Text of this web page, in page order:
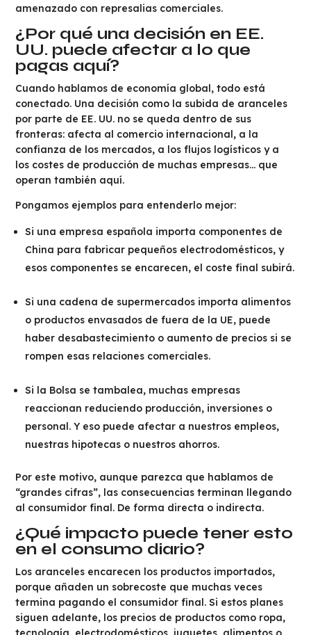
amenazado con represalias comerciales.
¿Por qué una decisión en EE.
UU. puede afectar a lo que
pagas aquí?
Cuando hablamos de economía global, todo está
conectado. Una decisión como la subida de aranceles
por parte de EE. UU. no se queda dentro de sus
fronteras: afecta al comercio internacional, a la
confianza de los mercados, a los flujos logísticos y a
los costes de producción de muchas empresas… que
operan también aquí.
Pongamos ejemplos para entenderlo mejor:
Si una empresa española importa componentes de
China para fabricar pequeños electrodomésticos, y
esos componentes se encarecen, el coste final subirá.
Si una cadena de supermercados importa alimentos
o productos envasados de fuera de la UE, puede
haber desabastecimiento o aumento de precios si se
rompen esas relaciones comerciales.
Si la Bolsa se tambalea, muchas empresas
reaccionan reduciendo producción, inversiones o
personal. Y eso puede afectar a nuestros empleos,
nuestras hipotecas o nuestros ahorros.
Por este motivo, aunque parezca que hablamos de
“grandes cifras”, las consecuencias terminan llegando
al consumidor final. De forma directa o indirecta.
¿Qué impacto puede tener esto
en el consumo diario?
Los aranceles encarecen los productos importados,
porque añaden un sobrecoste que muchas veces
termina pagando el consumidor final. Si estos planes
siguen adelante, los precios de productos como ropa,